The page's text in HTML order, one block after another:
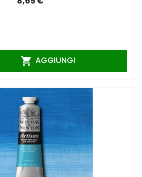
 AGGIUNGI